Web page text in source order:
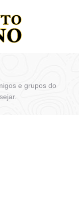
e grupos do